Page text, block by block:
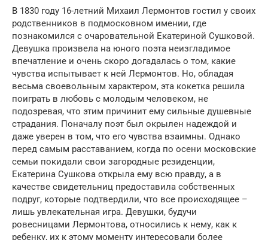
В 1830 году 16-летний Михаил Лермонтов гостил у своих
родственников в подмосковном имении, где
познакомился с очаровательной Екатериной Сушковой.
Девушка произвела на юного поэта неизгладимое
впечатление и очень скоро догадалась о том, какие
чувства испытывает к ней Лермонтов. Но, обладая
весьма своевольным характером, эта кокетка решила
поиграть в любовь с молодым человеком, не
подозревая, что этим причинит ему сильные душевные
страдания. Поначалу поэт был окрылен надеждой и
даже уверен в том, что его чувства взаимны. Однако
перед самым расставанием, когда по осени московские
семьи покидали свои загородные резиденции,
Екатерина Сушкова открыла ему всю правду, а в
качестве свидетельниц предоставила собственных
подруг, которые подтвердили, что все происходящее –
лишь увлекательная игра. Девушки, будучи
ровесницами Лермонтова, относились к нему, как к
ребенку, их к этому моменту интересовали более